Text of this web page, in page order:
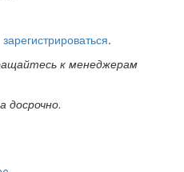
зарегистрироваться.
к менеджерам
досрочно.